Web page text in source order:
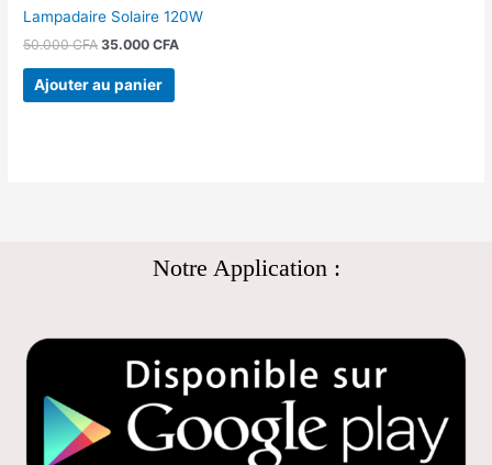
Lampadaire Solaire 120W
50.000CFA 35.000CFA
Ajouter au panier
Notre Application :